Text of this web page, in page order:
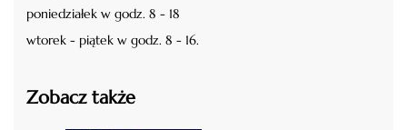
poniedziałek w godz. 8 - 18
wtorek - piątek w godz. 8 - 16.
Zobacz także